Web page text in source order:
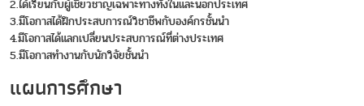
2.ได้เรียนกับผู้เชี่ยวชาญเฉพาะทางทั้งในและนอกประเทศ
3.มีโอกาสได้ฝึกประสบการณ์วิชาชีพกับองค์กรชั้นนำ
4.มีโอกาสได้แลกเปลี่ยนประสบการณ์ที่ต่างประเทศ
5.มีโอกาสทำงานกับนักวิจัยชั้นนำ
แผนการศึกษา